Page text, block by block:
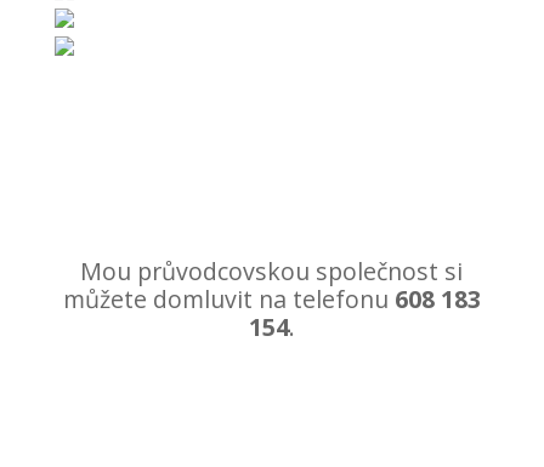
Mou průvodcovskou společnost si
můžete domluvit na telefonu 608 183
154.